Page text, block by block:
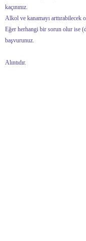
kaçınınız.
Alkol ve kanamayı arttırabilecek
Eğer herhangi bir sorun olur ise
başvurunuz.
Alıntıdır.